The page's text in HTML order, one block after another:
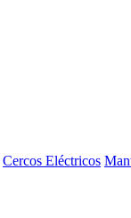
Cercos Eléctricos